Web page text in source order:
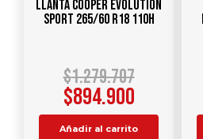
Llanta COOPER EVOLUTION
SPORT 265/60 R18 110H
$1.279.707
$894.900
Añadir al carrito